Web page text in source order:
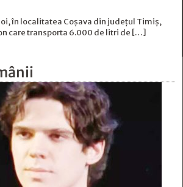
în localitatea Coșava din județul Timiș,
care transporta 6.000 de litri de […]